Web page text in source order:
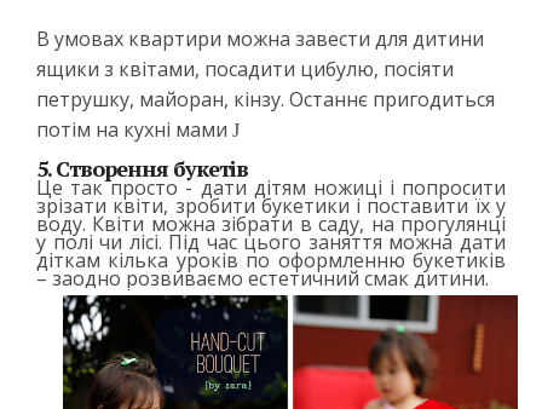
В умовах квартири можна завести для дитини
ящики з квітами, посадити цибулю, посіяти
петрушку, майоран, кінзу. Останнє пригодиться
потім на кухні мами J
5. Створення букетів
Це так просто - дати дітям ножиці і попросити
зрізати квіти, зробити букетики і поставити їх у
воду. Квіти можна зібрати в саду, на прогулянці
у полі чи лісі. Під час цього заняття можна дати
діткам кілька уроків по оформленню букетиків
– заодно розвиваємо естетичний смак дитини.